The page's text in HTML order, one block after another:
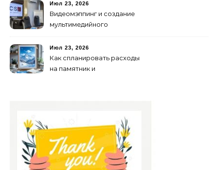
Июл 23, 2026
Видеомэппинг и создание
мультимедийного
будущего для пространств
Июл 23, 2026
Как спланировать расходы
на памятник и